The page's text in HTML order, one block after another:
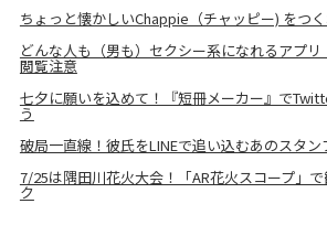
ちょっと懐かしいChappie（チャッピー) をつ
どんな人も（男も）セクシー系になれるアプ
閲覧注意
七夕に願いを込めて！『短冊メーカー』で
う
破局一直線！彼氏をLINEで追い込むあのスタ
7/25は隅田川花火大会！「AR花火スコープ」
ク